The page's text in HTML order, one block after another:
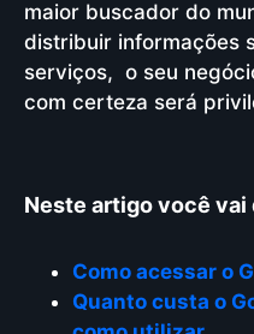
maior buscador do
distribuir informações
serviços, o seu
com certeza será
Neste artigo você vai
Como acessar o
Quanto custa o